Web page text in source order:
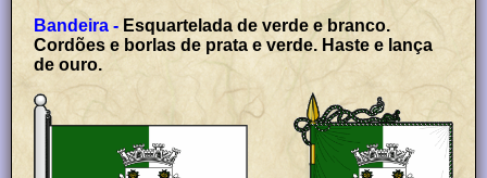
Bandeira - Esquartelada de verde e branco.
Cordões e borlas de prata e verde. Haste e lança
de ouro.